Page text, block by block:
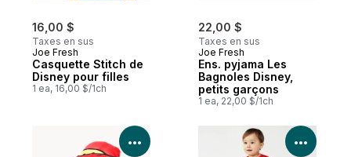
16,00 $
Taxes en sus
Joe Fresh
Casquette Stitch de
Disney pour filles
1 ea, 16,00 $/1ch
22,00 $
Taxes en sus
Joe Fresh
Ens. pyjama Les
Bagnoles Disney,
petits garçons
1 ea, 22,00 $/1ch
Voir les détails du produit Voir